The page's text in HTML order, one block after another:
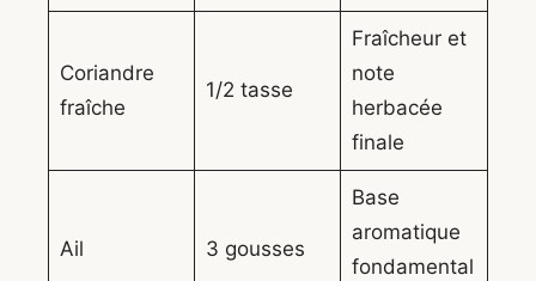
Coriandre
fraîche
1/2 tasse
Fraîcheur et
note
herbacée
finale
Ail 3 gousses
Base
aromatique
fondamental